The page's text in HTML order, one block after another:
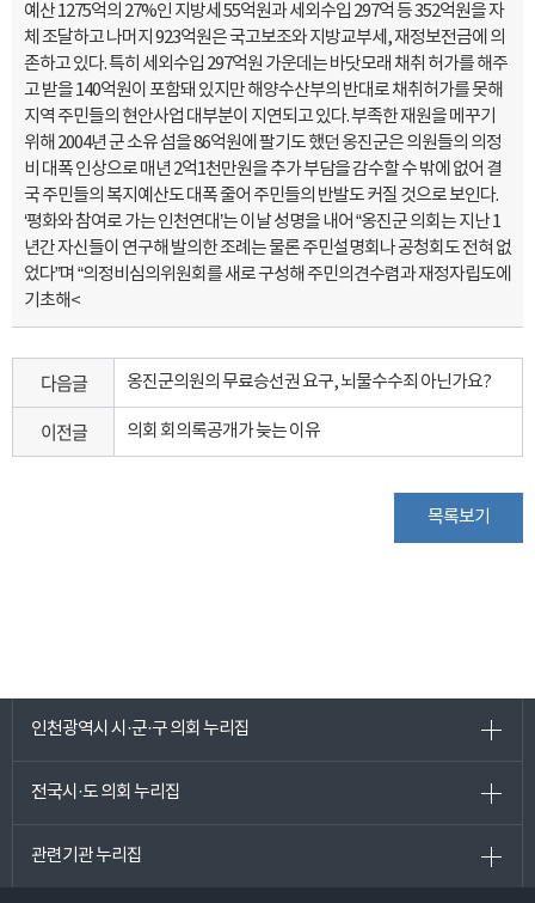
예산 1275억의 27%인 지방세 55억원과 세외수입 297억 등 352억원을 자
체 조달하고 나머지 923억원은 국고보조와 지방교부세, 재정보전금에 의
존하고 있다. 특히 세외수입 297억원 가운데는 바닷모래 채취 허가를 해주
고 받을 140억원이 포함돼 있지만 해양수산부의 반대로 채취허가를 못해
지역 주민들의 현안사업 대부분이 지연되고 있다. 부족한 재원을 메꾸기
위해 2004년 군 소유 섬을 86억원에 팔기도 했던 옹진군은 의원들의 의정
비 대폭 인상으로 매년 2억1천만원을 추가 부담을 감수할 수 밖에 없어 결
국 주민들의 복지예산도 대폭 줄어 주민들의 반발도 커질 것으로 보인다.
‘평화와 참여로 가는 인천연대’는 이날 성명을 내어 “옹진군 의회는 지난 1
년간 자신들이 연구해 발의한 조례는 물론 주민설명회나 공청회도 전혀 없
었다”며 “의정비심의위원회를 새로 구성해 주민의견수렴과 재정자립도에
기초해<
다음글 옹진군의원의 무료승선권 요구, 뇌물수수죄 아닌가요?
이전글 의회 회의록공개가 늦는 이유
목록보기
인천광역시 시·군·구 의회 누리집
전국시·도 의회 누리집
관련기관 누리집